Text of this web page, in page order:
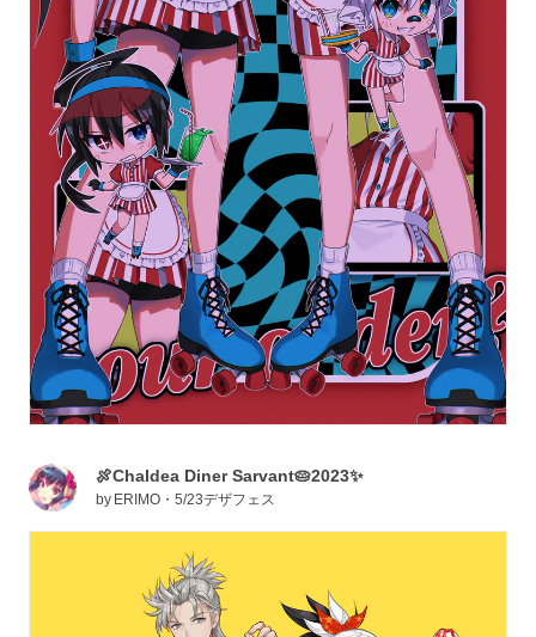
🍖Chaldea Diner Sarvant🥧2023✨
by ERIMO・5/23デザフェス